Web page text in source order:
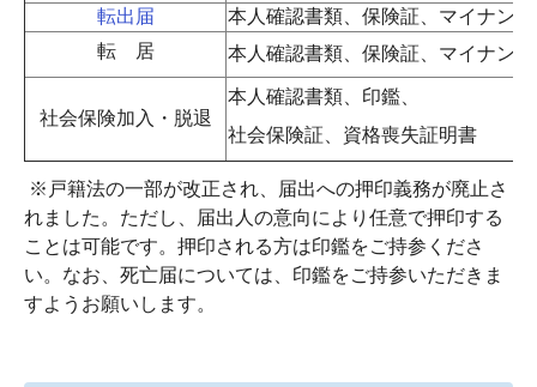
転出届
本人確認書類、保険証、マイナン
転 居
本人確認書類、保険証、マイナン
社会保険加入・脱退
本人確認書類、印鑑、
社会保険証、資格喪失証明書
※戸籍法の一部が改正され、届出への押印義務が廃止さ
れました。ただし、届出人の意向により任意で押印する
ことは可能です。押印される方は印鑑をご持参くださ
い。なお、死亡届については、印鑑をご持参いただきま
すようお願いします。